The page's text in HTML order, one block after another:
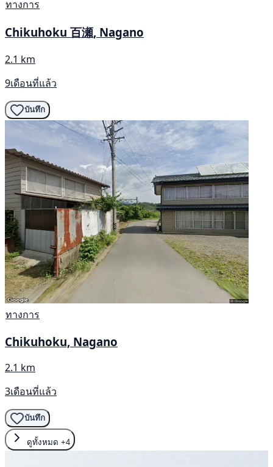
ทางการ
Chikuhoku 百瀬, Nagano
2.1 km
9เดือนที่แล้ว
บันทึก
ทางการ
Chikuhoku, Nagano
2.1 km
3เดือนที่แล้ว
บันทึก
ดูทั้งหมด +4